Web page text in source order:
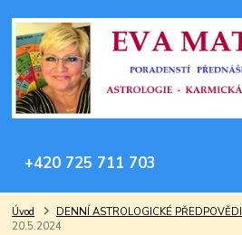
+420 725 711 703
Úvod DENNÍ ASTROLOGICKÉ PŘEDPOVĚDI
20.5.2024